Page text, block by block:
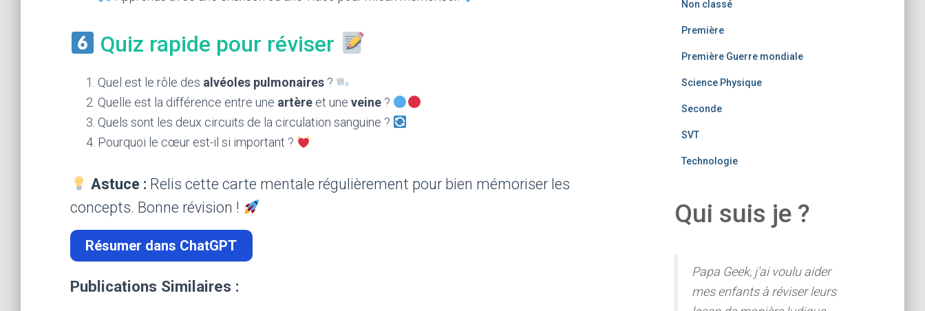
Quiz rapide pour réviser
Quel est le rôle des alvéoles pulmonaires ?
Quelle est la différence entre une artère et une veine ?
Quels sont les deux circuits de la circulation sanguine ?
Pourquoi le cœur est-il si important ?
Astuce : Relis cette carte mentale régulièrement pour bien mémoriser les
concepts. Bonne révision !
Résumer dans ChatGPT
Publications Similaires :
Non classé
Première
Première Guerre mondiale
Science Physique
Seconde
SVT
Technologie
Qui suis je ?
Papa Geek, j'ai voulu aider
mes enfants à réviser leurs